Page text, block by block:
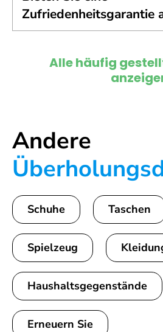
Zufriedenheitsgarantie
Alle häufig
Andere
Schuhe Taschen
Spielzeug
Haushaltsgegenstände
Erneuern Sie